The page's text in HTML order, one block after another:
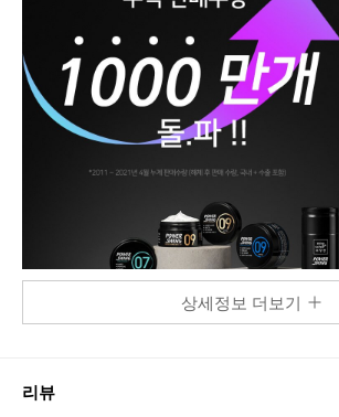
상세정보 더보기
리뷰